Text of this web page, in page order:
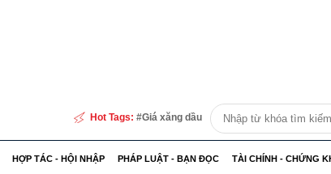
Hot Tags: Giá xăng dầu
HỢP TÁC - HỘI NHẬP PHÁP LUẬT - BẠN ĐỌC TÀI CHÍNH - CHỨNG